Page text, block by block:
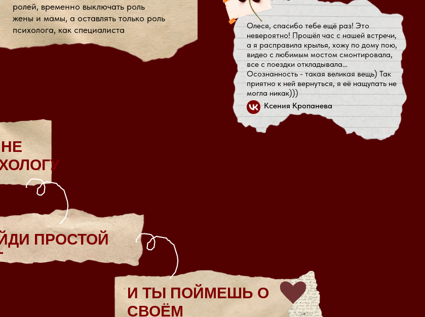
ролей, временно выключать роль
жены и мамы, а оставлять только роль
психолога, как специалиста
Ксения Кропанева
Олеся, спасибо тебе ещё раз! Это
невероятно! Прошёл час с нашей встречи,
а я расправила крылья, хожу по дому пою,
видео с любимым мостом смонтировала,
все с поездки откладывала…
Осознанность - такая великая вещь) Так
приятно к ней вернуться, я её нащупать не
могла никак)))
ПРОСТОЙ
И ТЫ ПОЙМЕШЬ О
СВОЁМ